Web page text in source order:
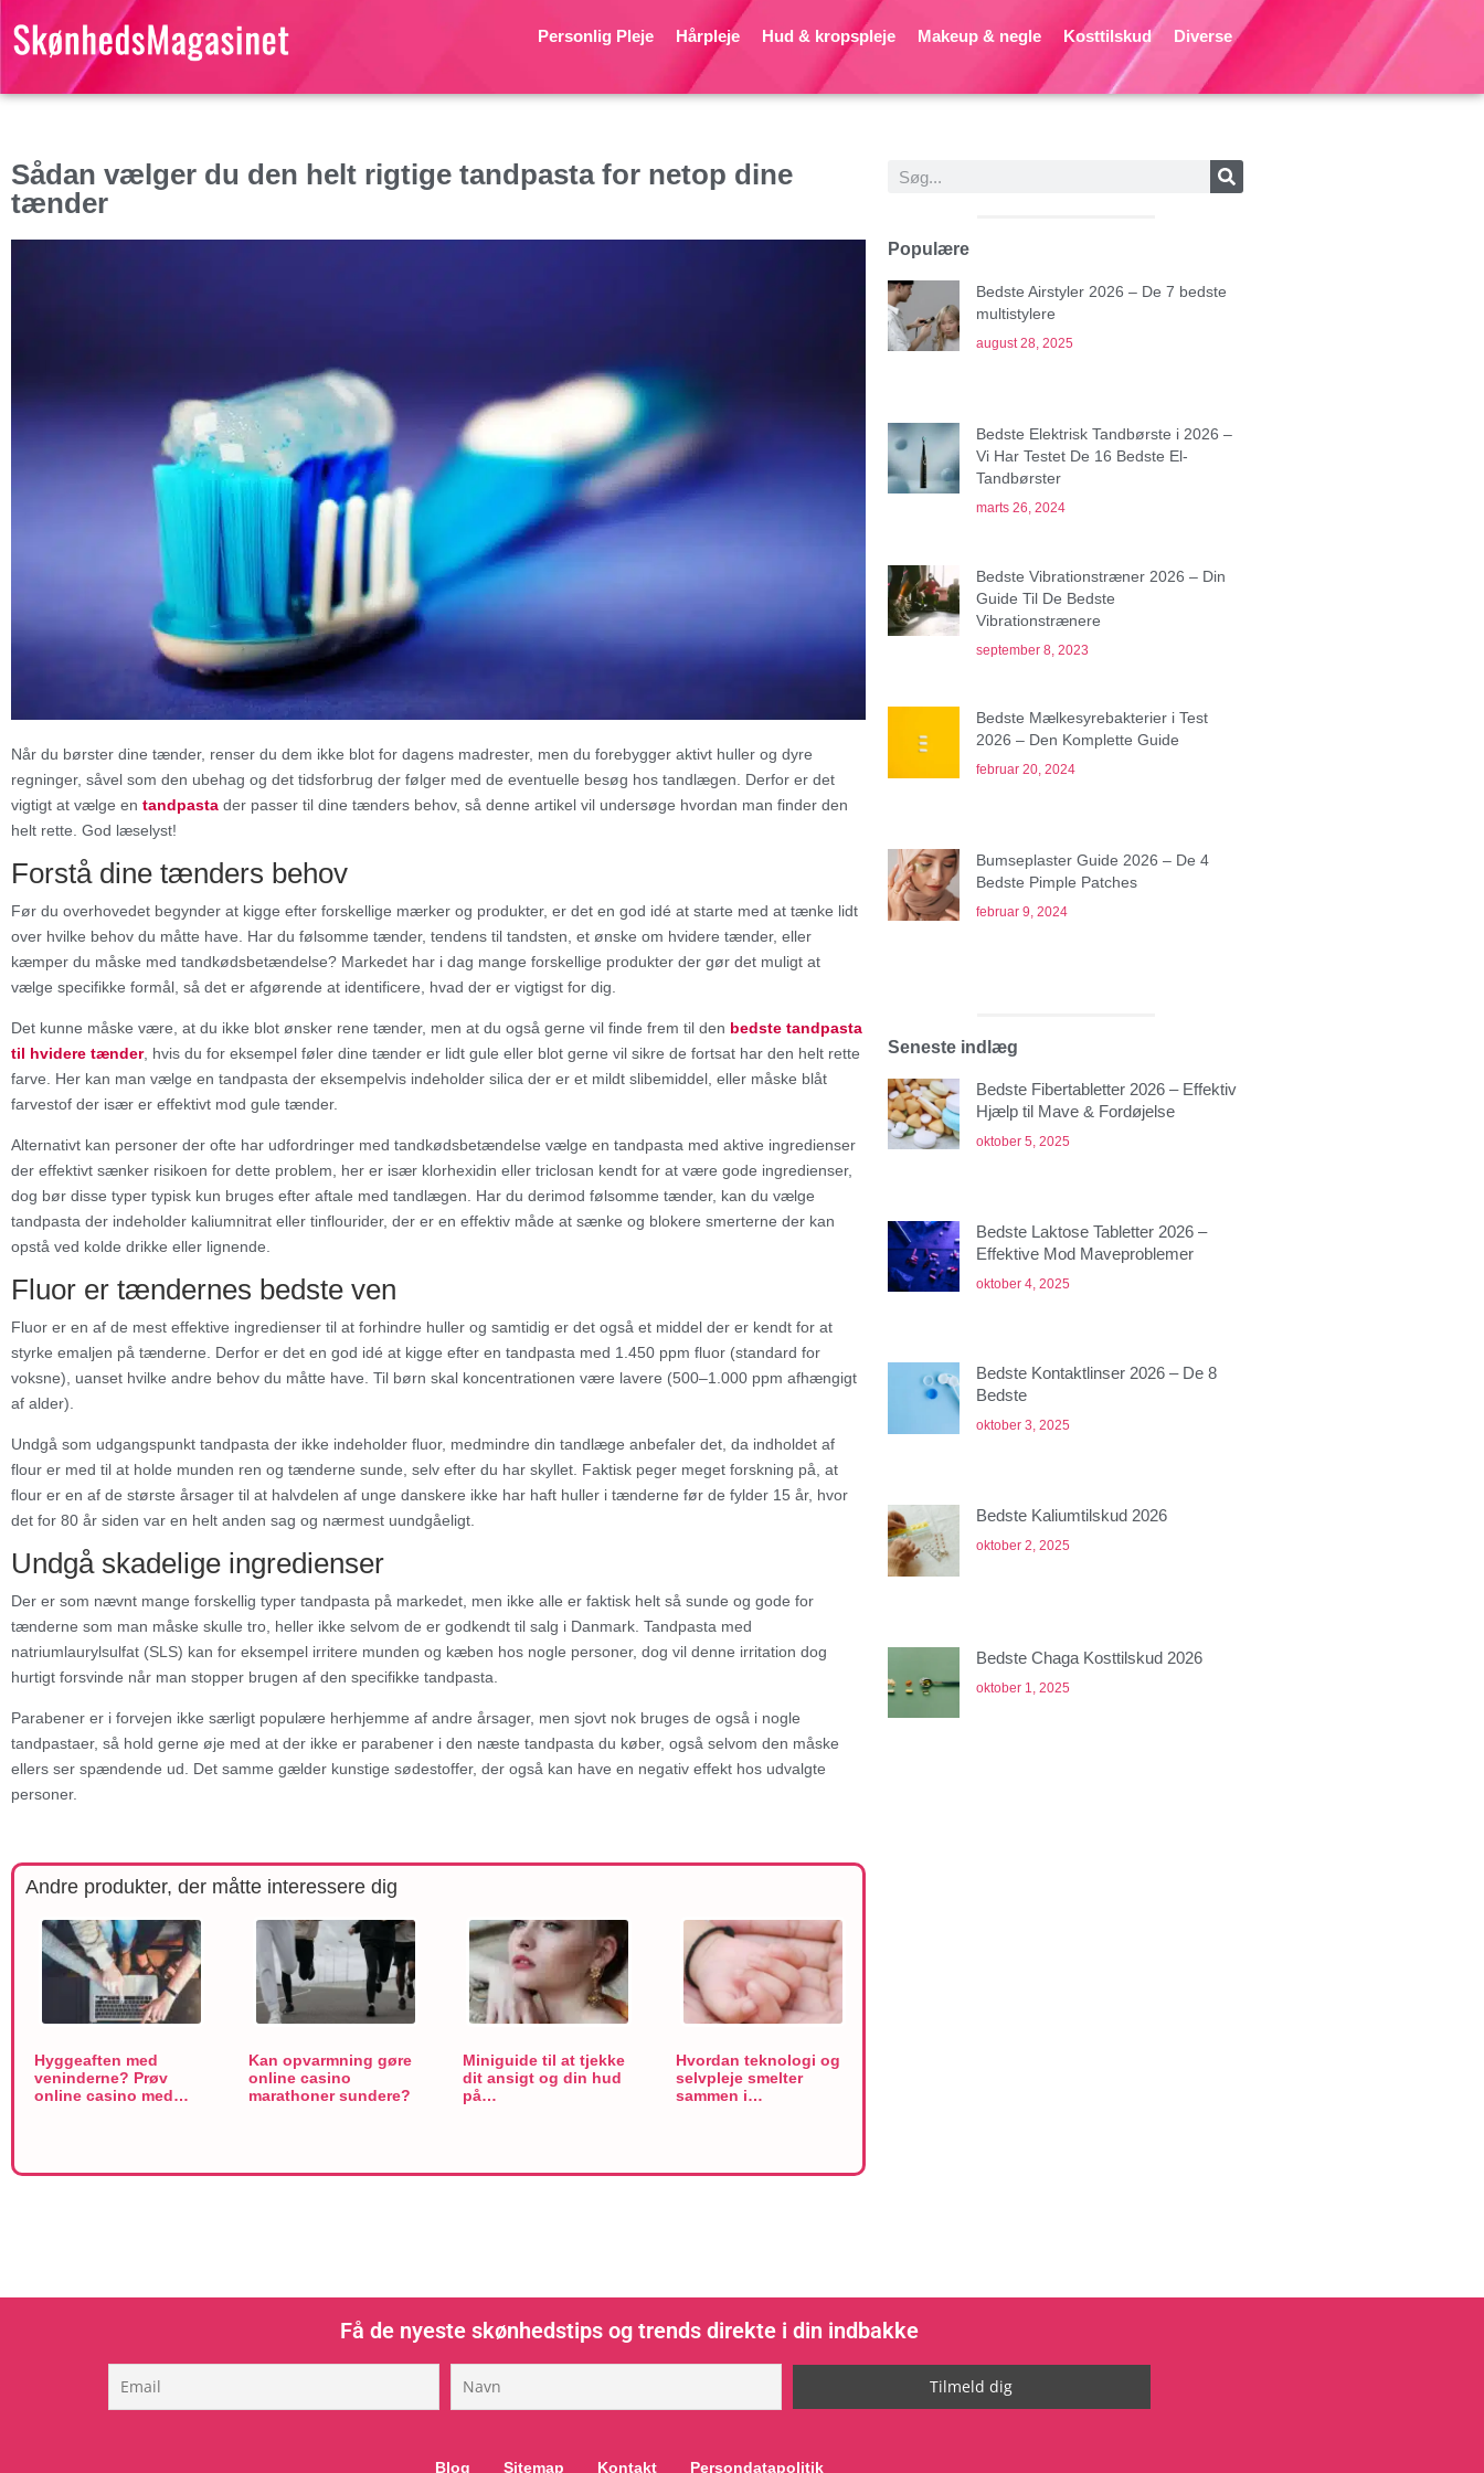
Personlig Pleje Hårpleje Hud & kropspleje Makeup & negle Kosttilskud Diverse
Sådan vælger du den helt rigtige tandpasta for netop dine
tænder
Når du børster dine tænder, renser du dem ikke blot for dagens madrester, men du forebygger aktivt huller og dyre
regninger, såvel som den ubehag og det tidsforbrug der følger med de eventuelle besøg hos tandlægen. Derfor er det
vigtigt at vælge en tandpasta der passer til dine tænders behov, så denne artikel vil undersøge hvordan man finder den
helt rette. God læselyst!
Forstå dine tænders behov
Før du overhovedet begynder at kigge efter forskellige mærker og produkter, er det en god idé at starte med at tænke lidt
over hvilke behov du måtte have. Har du følsomme tænder, tendens til tandsten, et ønske om hvidere tænder, eller
kæmper du måske med tandkødsbetændelse? Markedet har i dag mange forskellige produkter der gør det muligt at
vælge specifikke formål, så det er afgørende at identificere, hvad der er vigtigst for dig.
Det kunne måske være, at du ikke blot ønsker rene tænder, men at du også gerne vil finde frem til den bedste tandpasta
til hvidere tænder, hvis du for eksempel føler dine tænder er lidt gule eller blot gerne vil sikre de fortsat har den helt rette
farve. Her kan man vælge en tandpasta der eksempelvis indeholder silica der er et mildt slibemiddel, eller måske blåt
farvestof der især er effektivt mod gule tænder.
Alternativt kan personer der ofte har udfordringer med tandkødsbetændelse vælge en tandpasta med aktive ingredienser
der effektivt sænker risikoen for dette problem, her er især klorhexidin eller triclosan kendt for at være gode ingredienser,
dog bør disse typer typisk kun bruges efter aftale med tandlægen. Har du derimod følsomme tænder, kan du vælge
tandpasta der indeholder kaliumnitrat eller tinflourider, der er en effektiv måde at sænke og blokere smerterne der kan
opstå ved kolde drikke eller lignende.
Fluor er tændernes bedste ven
Fluor er en af de mest effektive ingredienser til at forhindre huller og samtidig er det også et middel der er kendt for at
styrke emaljen på tænderne. Derfor er det en god idé at kigge efter en tandpasta med 1.450 ppm fluor (standard for
voksne), uanset hvilke andre behov du måtte have. Til børn skal koncentrationen være lavere (500–1.000 ppm afhængigt
af alder).
Undgå som udgangspunkt tandpasta der ikke indeholder fluor, medmindre din tandlæge anbefaler det, da indholdet af
flour er med til at holde munden ren og tænderne sunde, selv efter du har skyllet. Faktisk peger meget forskning på, at
flour er en af de største årsager til at halvdelen af unge danskere ikke har haft huller i tænderne før de fylder 15 år, hvor
det for 80 år siden var en helt anden sag og nærmest uundgåeligt.
Undgå skadelige ingredienser
Der er som nævnt mange forskellig typer tandpasta på markedet, men ikke alle er faktisk helt så sunde og gode for
tænderne som man måske skulle tro, heller ikke selvom de er godkendt til salg i Danmark. Tandpasta med
natriumlaurylsulfat (SLS) kan for eksempel irritere munden og kæben hos nogle personer, dog vil denne irritation dog
hurtigt forsvinde når man stopper brugen af den specifikke tandpasta.
Parabener er i forvejen ikke særligt populære herhjemme af andre årsager, men sjovt nok bruges de også i nogle
tandpastaer, så hold gerne øje med at der ikke er parabener i den næste tandpasta du køber, også selvom den måske
ellers ser spændende ud. Det samme gælder kunstige sødestoffer, der også kan have en negativ effekt hos udvalgte
personer.
Andre produkter, der måtte interessere dig
Hyggeaften med
veninderne? Prøv
online casino med…
Kan opvarmning gøre
online casino
marathoner sundere?
Miniguide til at tjekke
dit ansigt og din hud
på…
Hvordan teknologi og
selvpleje smelter
sammen i…
Populære
Bedste Airstyler 2026 – De 7 bedste
multistylere
august 28, 2025
Bedste Elektrisk Tandbørste i 2026 –
Vi Har Testet De 16 Bedste El-
Tandbørster
marts 26, 2024
Bedste Vibrationstræner 2026 – Din
Guide Til De Bedste
Vibrationstrænere
september 8, 2023
Bedste Mælkesyrebakterier i Test
2026 – Den Komplette Guide
februar 20, 2024
Bumseplaster Guide 2026 – De 4
Bedste Pimple Patches
februar 9, 2024
Seneste indlæg
Bedste Fibertabletter 2026 – Effektiv
Hjælp til Mave & Fordøjelse
oktober 5, 2025
Bedste Laktose Tabletter 2026 –
Effektive Mod Maveproblemer
oktober 4, 2025
Bedste Kontaktlinser 2026 – De 8
Bedste
oktober 3, 2025
Bedste Kaliumtilskud 2026
oktober 2, 2025
Bedste Chaga Kosttilskud 2026
oktober 1, 2025
Få de nyeste skønhedstips og trends direkte i din indbakke
Blog Sitemap Kontakt Persondatapolitik